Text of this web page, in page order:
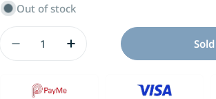
Out of stock
Decrease Quantity For 小兔子學
Increase Quantity For 小